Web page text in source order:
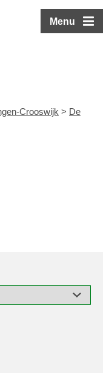
Menu
Crooswijk > De